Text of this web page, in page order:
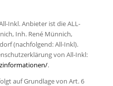
Inkl. Anbieter ist die ALL-
Inh. René Münnich,
(nachfolgend: All-Inkl).
von All-Inkl:
.
auf Grundlage von Art. 6